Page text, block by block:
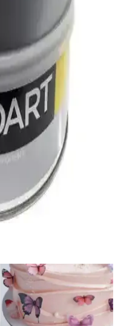
kişiselleştirilebilir ve şık
kullanımlarla unutulmaz
Dekorasyon ve
ve estetiği bir arada
uzatır, bakım maliyetlerini
Ultra Şeffaf 0,8kg:
İçin Yüksek
şeffaflık ve kolay
ürün, dekoratif ve
sunar.